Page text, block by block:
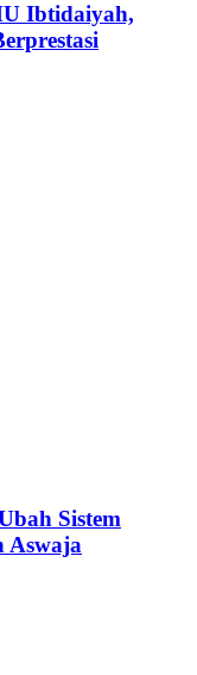
Ibtidaiyah,
Sistem
Aswaja